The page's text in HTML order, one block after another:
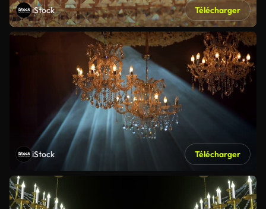
iStock Télécharger
iStock Télécharger